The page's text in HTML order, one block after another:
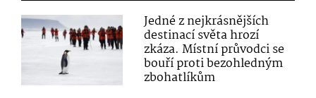
Jedné z nejkrásnějších
destinací světa hrozí
zkáza. Místní průvodci se
bouří proti bezohledným
zbohatlíkům